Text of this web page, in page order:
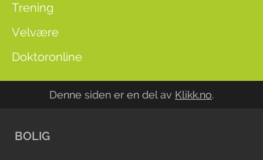
Trening
Velvære
Doktoronline
Denne siden er en del av Klikk.no.
BOLIG